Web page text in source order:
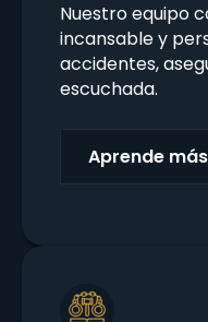
Nuestro equipo
incansable y
accidentes,
escuchada.
Aprende más